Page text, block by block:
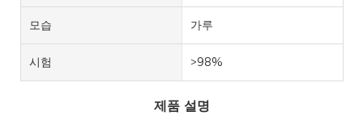
모습 가루
시험 >98%
제품 설명